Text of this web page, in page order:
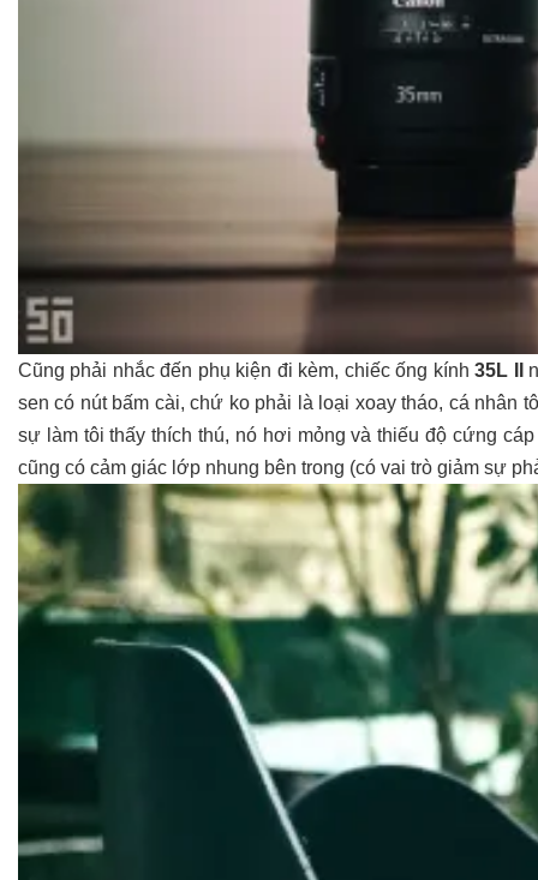
Cũng phải nhắc đến phụ kiện đi kèm, chiếc ống kính35L II
sen có nút bấm cài, chứ ko phải là loại xoay tháo, cá nhân
sự làm tôi thấy thích thú, nó hơi mỏng và thiếu độ cứng
cũng có cảm giác lớp nhung bên trong (có vai trò giảm sự